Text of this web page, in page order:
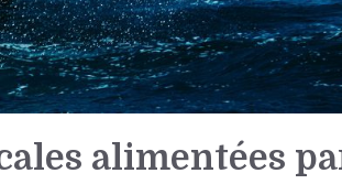
alimentées